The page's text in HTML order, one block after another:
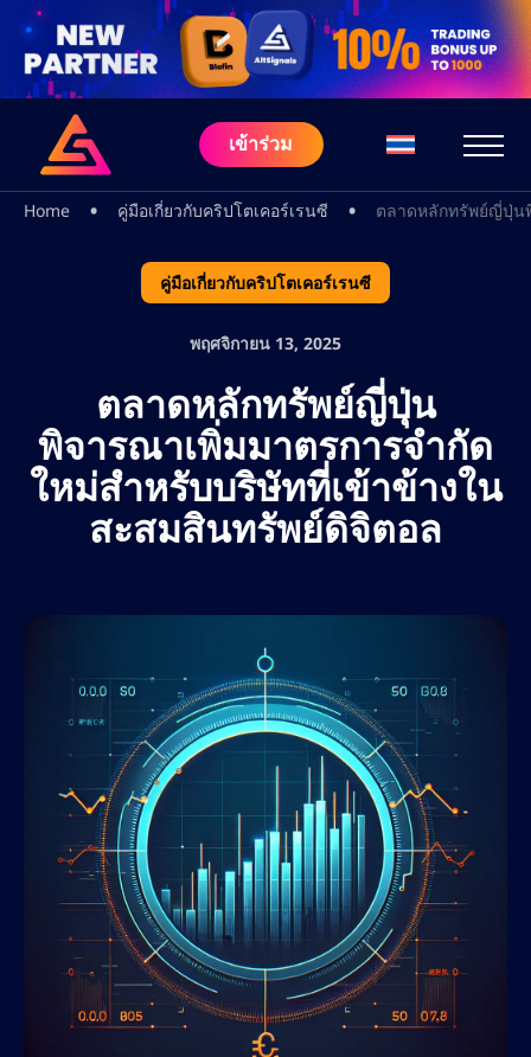
เข้าร่วม
Home • คู่มือเกี่ยวกับคริปโตเคอร์เรนซี • ตลาดหลักทรัพย์ญี่ปุ่น
คู่มือเกี่ยวกับคริปโตเคอร์เรนซี
พฤศจิกายน 13, 2025
ตลาดหลักทรัพย์ญี่ปุ่น
พิจารณาเพิ่มมาตรการจำกัด
ใหม่สำหรับบริษัทที่เข้าข้างใน
สะสมสินทรัพย์ดิจิตอล